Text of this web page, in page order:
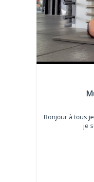
Bonjour à tous je
je